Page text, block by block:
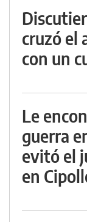
cruzó el
con un
Le
guerra
evitó el
en